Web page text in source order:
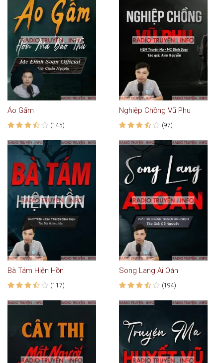
Áo Gấm
(145)
Nghiệp Chồng Vũ Phu
(97)
Bà Tám Hiện Hồn
(117)
Song Lang Ai Oán
(194)